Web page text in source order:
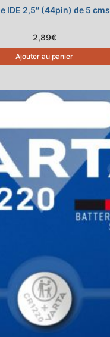
IDE 2,5″ (44pin) de 5 cms
2,89€
Ajouter au panier